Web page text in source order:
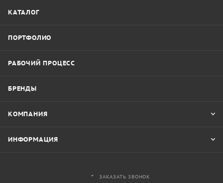
КАТАЛОГ
ПОРТФОЛИО
РАБОЧИЙ ПРОЦЕСС
БРЕНДЫ
КОМПАНИЯ
ИНФОРМАЦИЯ
ЗАКАЗАТЬ ЗВОНОК